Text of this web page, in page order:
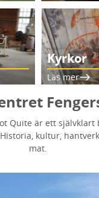
Kyrkor
Läs mer
Quite är ett självklart
kultur,
mat.